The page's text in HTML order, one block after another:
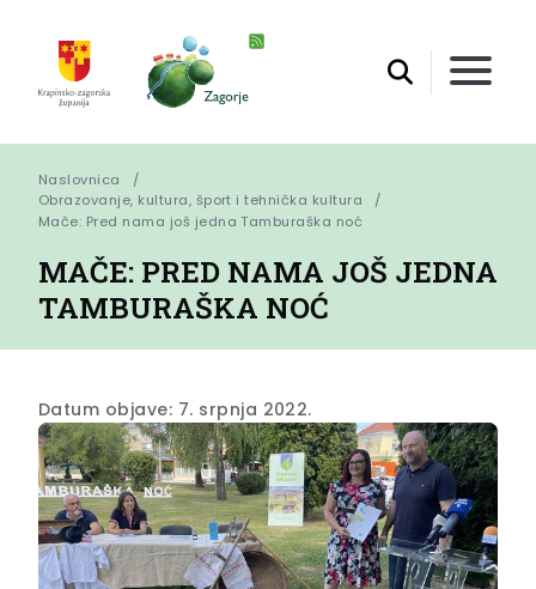
Naslovnica
Obrazovanje, kultura, šport i tehnička kultura
Mače: Pred nama još jedna Tamburaška noć
MAČE: PRED NAMA JOŠ JEDNA
TAMBURAŠKA NOĆ
Datum objave: 7. srpnja 2022.